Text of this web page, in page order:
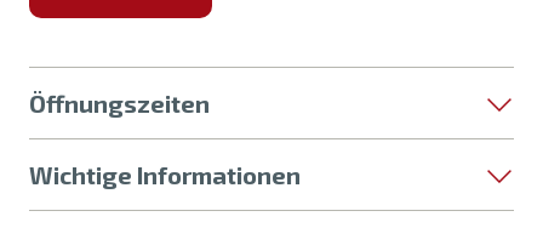
Öffnungszeiten
Wichtige Informationen